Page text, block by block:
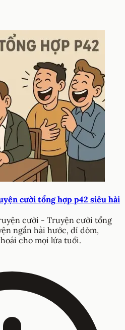
cười tổng hợp p42 siêu hài
cười - Truyện cười tổng
ngắn hài hước, dí dỏm,
cho mọi lứa tuổi.